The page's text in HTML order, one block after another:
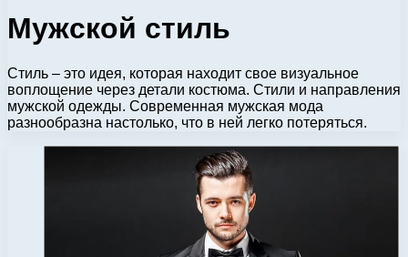
Мужской стиль
Стиль – это идея, которая находит свое визуальное
воплощение через детали костюма. Стили и направления
мужской одежды. Современная мужская мода
разнообразна настолько, что в ней легко потеряться.